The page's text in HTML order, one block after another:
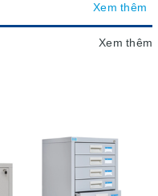
Xem thêm
Xem thêm